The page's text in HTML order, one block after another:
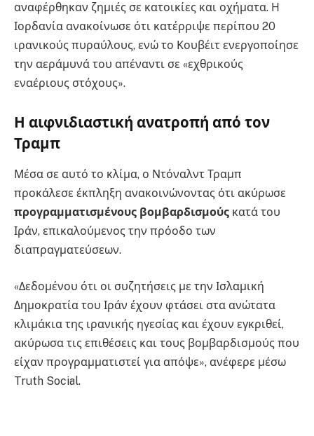
αναφέρθηκαν ζημιές σε κατοικίες και οχήματα. Η
Ιορδανία ανακοίνωσε ότι κατέρριψε περίπου 20
ιρανικούς πυραύλους, ενώ το Κουβέιτ ενεργοποίησε
την αεράμυνά του απέναντι σε «εχθρικούς
εναέριους στόχους».
Η αιφνιδιαστική ανατροπή από τον
Τραμπ
Μέσα σε αυτό το κλίμα, ο Ντόναλντ Τραμπ
προκάλεσε έκπληξη ανακοινώνοντας ότι ακύρωσε
προγραμματισμένους βομβαρδισμούς κατά του
Ιράν, επικαλούμενος την πρόοδο των
διαπραγματεύσεων.
«Δεδομένου ότι οι συζητήσεις με την Ισλαμική
Δημοκρατία του Ιράν έχουν φτάσει στα ανώτατα
κλιμάκια της ιρανικής ηγεσίας και έχουν εγκριθεί,
ακύρωσα τις επιθέσεις και τους βομβαρδισμούς που
είχαν προγραμματιστεί για απόψε», ανέφερε μέσω
Truth Social.